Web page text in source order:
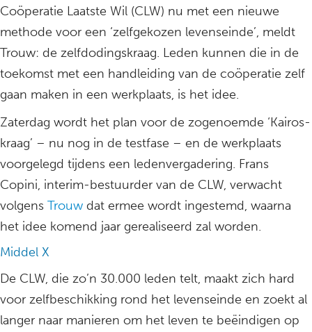
Coöperatie Laatste Wil (CLW) nu met een nieuwe
methode voor een ‘zelfgekozen levenseinde’, meldt
Trouw: de zelfdodingskraag. Leden kunnen die in de
toekomst met een handleiding van de coöperatie zelf
gaan maken in een werkplaats, is het idee.
Zaterdag wordt het plan voor de zogenoemde ‘Kairos-
kraag’ – nu nog in de testfase – en de werkplaats
voorgelegd tijdens een ledenvergadering. Frans
Copini, interim-bestuurder van de CLW, verwacht
volgens Trouw dat ermee wordt ingestemd, waarna
het idee komend jaar gerealiseerd zal worden.
Middel X
De CLW, die zo’n 30.000 leden telt, maakt zich hard
voor zelfbeschikking rond het levenseinde en zoekt al
langer naar manieren om het leven te beëindigen op